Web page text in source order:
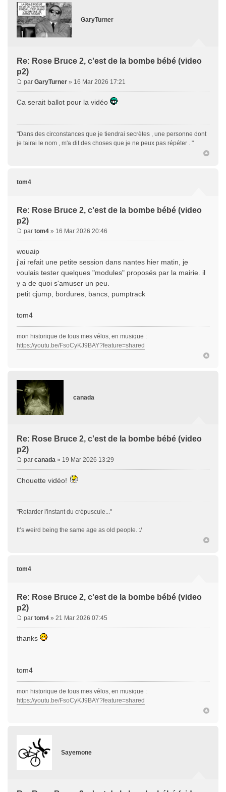
GaryTurner
Re: Rose Bruce 2, c'est de la bombe bébé (video
p2)
par GaryTurner » 16 Mar 2026 17:21
Ca serait ballot pour la vidéo
"Dans des circonstances que je tiendrai secrètes , une personne dont
je tairai le nom , m'a dit des choses que je ne peux pas répéter . "
tom4
Re: Rose Bruce 2, c'est de la bombe bébé (video
p2)
par tom4 » 16 Mar 2026 20:46
wouaip
j'ai refait une petite session dans nantes hier matin, je
voulais tester quelques "modules" proposés par la mairie. il
y a de quoi s'amuser un peu.
petit cjump, bordures, bancs, pumptrack
tom4
mon historique de tous mes vélos, en musique :
https://youtu.be/FsoCyKJ9BAY?feature=shared
canada
Re: Rose Bruce 2, c'est de la bombe bébé (video
p2)
par canada » 19 Mar 2026 13:29
Chouette vidéo!
"Retarder l'instant du crépuscule..."
It’s weird being the same age as old people. :/
tom4
Re: Rose Bruce 2, c'est de la bombe bébé (video
p2)
par tom4 » 21 Mar 2026 07:45
thanks
tom4
mon historique de tous mes vélos, en musique :
https://youtu.be/FsoCyKJ9BAY?feature=shared
Sayemone